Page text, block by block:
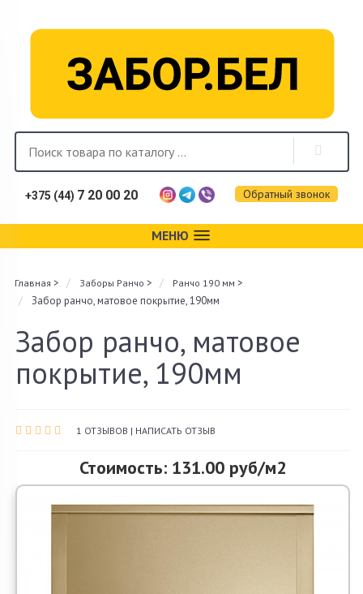
+375 (44) 7 20 00 20 Обратный звонок
МЕНЮ
Фотогалерея
Доставка
О компании
Акции и скидки
Главная > Заборы Ранчо > Ранчо 190 мм >
Забор ранчо, матовое покрытие, 190мм
Забор ранчо, матовое
покрытие, 190мм
1 ОТЗЫВОВ | НАПИСАТЬ ОТЗЫВ
Стоимость: 131.00 руб/м2